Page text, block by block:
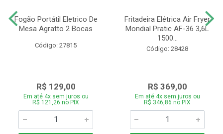
Fogão Portátil Eletrico De
Mesa Agratto 2 Bocas
Código: 27815
R$ 129,00
Em até 4x sem juros ou
R$ 121,26 no PIX
Fritadeira Elétrica Air Fryer
Mondial Pratic AF-36 3,6L
1500...
Código: 28428
R$ 369,00
Em até 4x sem juros ou
R$ 346,86 no PIX